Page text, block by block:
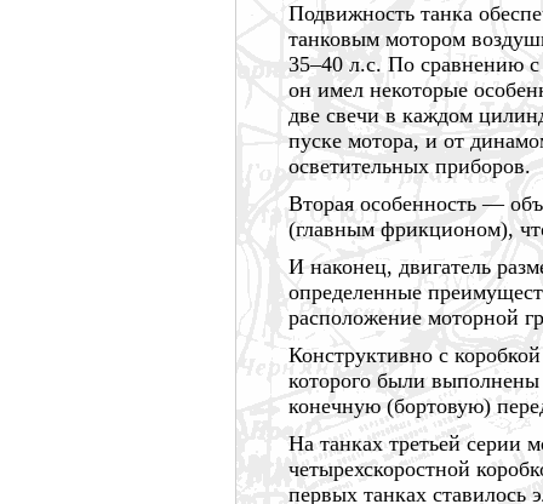
Подвижность танка
танковым мотором
35–40 л.с. По сравнению с
он имел некоторые
две свечи в каждом
пуске мотора, и от
осветительных приборов.
Вторая особенность —
(главным фрикционом),
И наконец, двигатель
определенные
расположение моторной
Конструктивно с
которого были
конечную (бортовую)
На танках третьей серии
четырехскоростной
первых танках ставилось